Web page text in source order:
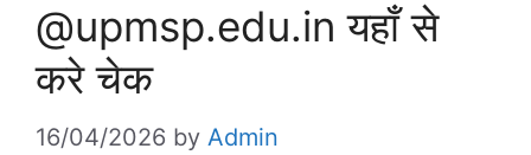
@upmsp.edu.in यहाँ से
करे चेक
16/04/2026 by Admin